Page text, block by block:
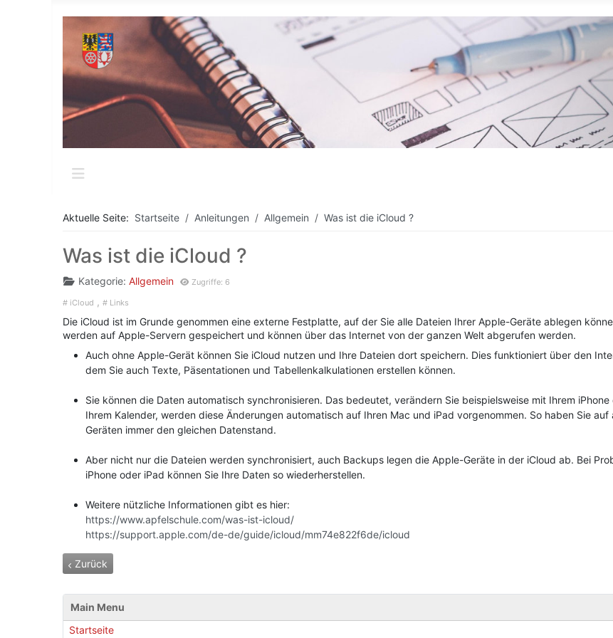
Main Menu
Startseite
Aktuelle Seite: Startseite Anleitungen Allgemein Was ist die iCloud ?
Was ist die iCloud ?
Kategorie: Allgemein Zugriffe: 6
iCloud Links
Die iCloud ist im Grunde genommen eine externe Festplatte, auf der Sie alle Dateien Ihrer Apple-Geräte ablegen
werden auf Apple-Servern gespeichert und können über das Internet von der ganzen Welt abgerufen werden.
Auch ohne Apple-Gerät können Sie iCloud nutzen und Ihre Dateien dort speichern. Dies funktioniert über den
dem Sie auch Texte, Päsentationen und Tabellenkalkulationen erstellen können.
Sie können die Daten automatisch synchronisieren. Das bedeutet, verändern Sie beispielsweise mit Ihrem iPhone
Ihrem Kalender, werden diese Änderungen automatisch auf Ihren Mac und iPad vorgenommen. So haben Sie auf
Geräten immer den gleichen Datenstand.
Aber nicht nur die Dateien werden synchronisiert, auch Backups legen die Apple-Geräte in der iCloud ab. Bei
iPhone oder iPad können Sie Ihre Daten so wiederherstellen.
Weitere nützliche Informationen gibt es hier:
https://www.apfelschule.com/was-ist-icloud/
https://support.apple.com/de-de/guide/icloud/mm74e822f6de/icloud
Vorheriger Beitrag: Kompatibilität des Apple Pencil
Zurück